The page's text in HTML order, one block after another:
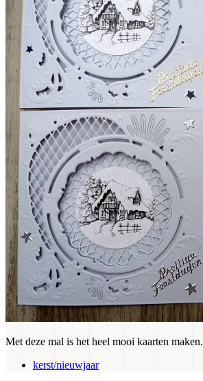
Met deze mal is het heel mooi kaarten maken.
kerst/nieuwjaar